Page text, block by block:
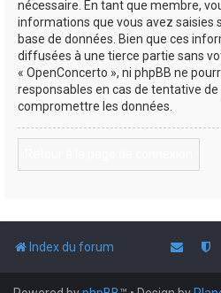
nécessaire. En tant que membre,
informations que vous avez saisies
base de données. Bien que ces
diffusées à une tierce partie sans
« OpenConcerto », ni phpBB ne
responsables en cas de tentative
compromettre les données.
Index du forum